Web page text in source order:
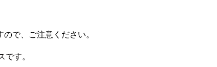
で、ご注意ください。
す。